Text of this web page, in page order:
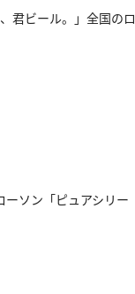
君ビール。」全国のロ
ソン「ピュアシリー